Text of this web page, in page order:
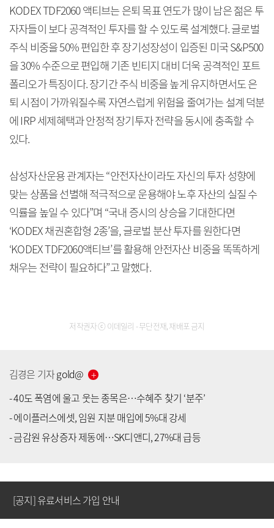
KODEX TDF2060 액티브는 은퇴 목표 연도가 많이 남은 젊은 투
자자들이 보다 공격적인 투자를 할 수 있도록 설계했다. 글로벌
주식 비중을 50% 편입한 후 장기성장성이 입증된 미국 S&P500
을 30% 수준으로 편입해 기존 빈티지 대비 더욱 공격적인 포트
폴리오가 특징이다. 장기간 주식 비중을 높게 유지하면서도 은
퇴 시점이 가까워질수록 자연스럽게 위험을 줄여가는 설계 덕분
에 IRP 세제혜택과 안정적 장기투자 전략을 동시에 충족할 수
있다.
삼성자산운용 관계자는 “안전자산이라도 자신의 투자 성향에
맞는 상품을 선별해 적극적으로 운용해야 노후 자산의 실질 수
익률을 높일 수 있다”며 “국내 증시의 상승을 기대한다면
‘KODEX 채권혼합형 2종’을, 글로벌 분산 투자를 원한다면
‘KODEX TDF2060액티브’를 활용해 안전자산 비중을 똑똑하게
채우는 전략이 필요하다”고 말했다.
저작권자 ⓒ 이데일리 - 무단전재, 재배포 금지
김경은 기자gold@
-40도 폭염에 울고 웃는 종목은…수혜주 찾기 ‘분주’
-에이플러스에셋, 임원 지분 매입에 5%대 강세
-금감원 유상증자 제동에…SK디앤디, 27%대 급등
[공지] 유료서비스 가입 안내
[공지] 유료서비스 가입 안내